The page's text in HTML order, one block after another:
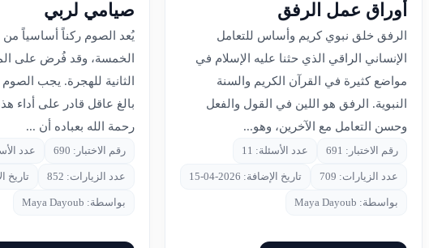
أوراق عمل الرفق
الرفق خلق نبوي كريم وأساس للتعامل
الإنساني الراقي الذي حثنا عليه الإسلام في
مواضع كثيرة في القرآن الكريم والسنة
النبوية. الرفق هو اللين في القول والفعل
وحسن التعامل مع الآخرين، وهو...
رقم الاختبار: 691 عدد الأسئلة: 11
عدد الزيارات: 709 تاريخ الإضافة: 2026-04-15
بواسطة: Maya Dayoub
صيامي لربي
يُعد الصوم ركناً أساسياً من
الخمسة، وقد فُرض على
الثانية للهجرة. يجب
بالغ عاقل قادر على أداء
رحمة الله بعباده أن ...
رقم الاختبار: 690 عدد
عدد الزيارات: 852 تاريخ
بواسطة: Maya Dayoub